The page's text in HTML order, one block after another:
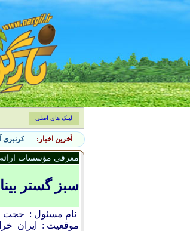
لینک های اصلی
آخرین اخبار: ۷ نشانه حضور آفات جانوری در باغچه و روش‌های کنترل طبیعی
معرفی مؤسسات ارائه
سبز گستر
نام مسئول : حجت
موقعیت :
ایران